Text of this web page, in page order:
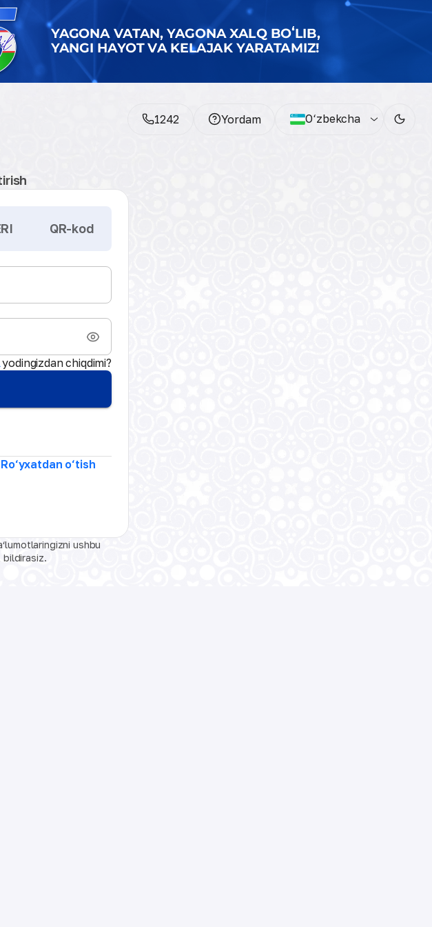
1242 Yordam O‘zbekcha
QR-kod
yodingizdan chiqdimi?
Ro‘yxatdan o‘tish
ushbu
bildirasiz.